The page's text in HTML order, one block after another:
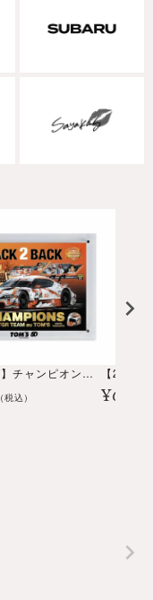
【2024GT】チャンピオン記念フォト＆アクリルフレーム
(税込) ¥607